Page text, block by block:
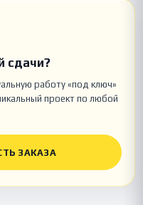
сдачи?
работу «под ключ»
проект по любой
ЗАКАЗА